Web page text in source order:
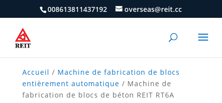
008613811437192 overseas@reit.cc
Accueil / Machine de fabrication de blocs
entièrement automatique / Machine de
fabrication de blocs de béton REIT RT6A